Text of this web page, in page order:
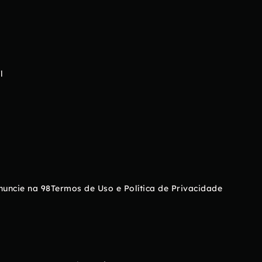
na 98Termos de Uso e Política de Privacidade